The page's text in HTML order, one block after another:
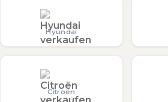
Hyundai
Citroën